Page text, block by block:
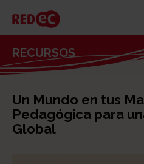
RECURSOS
Un Mundo en tus
Pedagógica para
Global